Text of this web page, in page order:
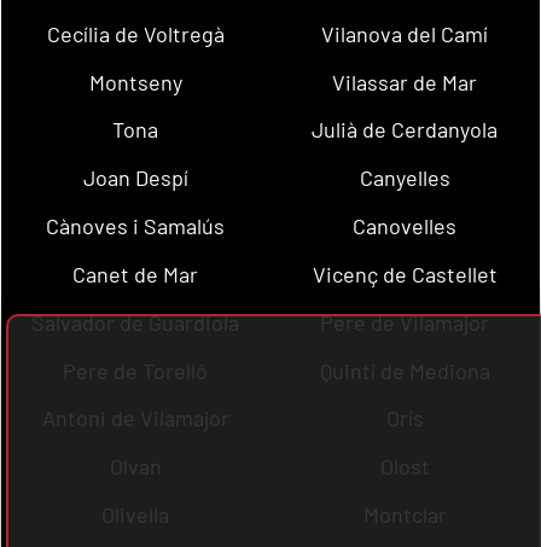
Cecília de Voltregà
Vilanova del Camí
Montseny
Vilassar de Mar
Tona
Julià de Cerdanyola
Joan Despí
Canyelles
Cànoves i Samalús
Canovelles
Canet de Mar
Vicenç de Castellet
Salvador de Guardiola
Pere de Vilamajor
Pere de Torelló
Quintí de Mediona
Antoni de Vilamajor
Orís
Olvan
Olost
Olivella
Montclar